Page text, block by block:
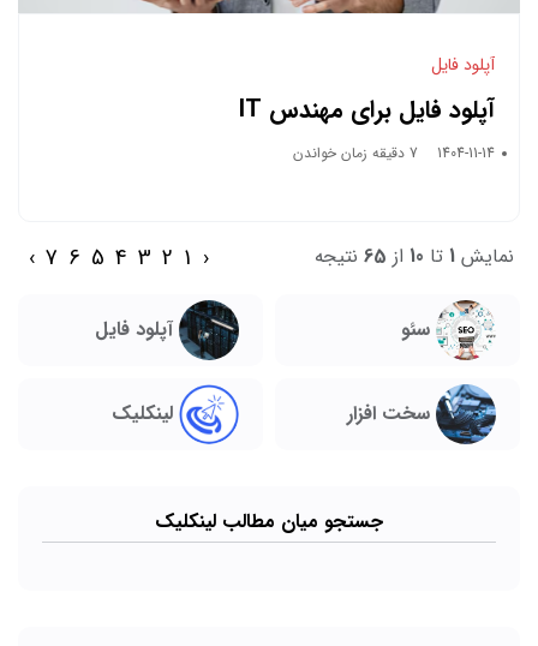
آپلود فایل
آپلود فایل برای مهندس IT
1404-11-14 7 دقیقه زمان خواندن
نمایش 1 تا 10 از 65 نتیجه ‹
1
2
3
4
5
6
7
›
سئو آپلود فایل
سخت افزار لینکلیک
جستجو میان مطالب لینکلیک